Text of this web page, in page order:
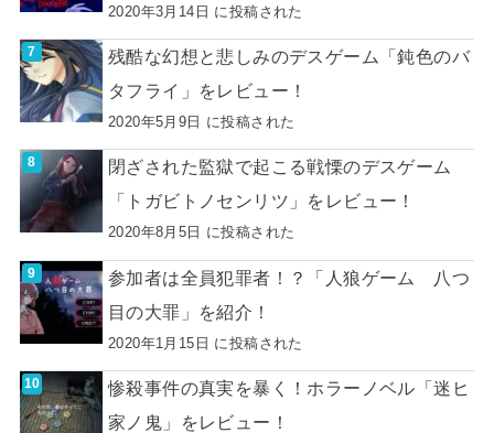
2020年3月14日 に投稿された
残酷な幻想と悲しみのデスゲーム「鈍色のバ
タフライ」をレビュー！
2020年5月9日 に投稿された
閉ざされた監獄で起こる戦慄のデスゲーム
「トガビトノセンリツ」をレビュー！
2020年8月5日 に投稿された
参加者は全員犯罪者！？「人狼ゲーム 八つ
目の大罪」を紹介！
2020年1月15日 に投稿された
惨殺事件の真実を暴く！ホラーノベル「迷ヒ
家ノ鬼」をレビュー！